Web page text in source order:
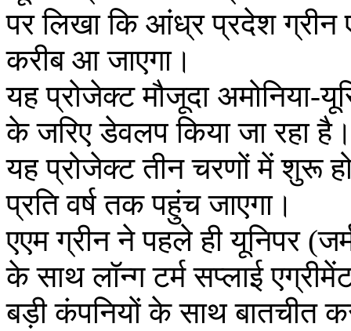
पर लिखा कि आंध्र प्रदेश
करीब आ जाएगा।
यह प्रोजेक्ट मौजूदा अमोनिया-
के जरिए डेवलप किया जा रहा
यह प्रोजेक्ट तीन चरणों में शुरू
प्रति वर्ष तक पहुंच जाएगा।
एएम ग्रीन ने पहले ही यूनिपर
के साथ लॉन्ग टर्म सप्लाई
बड़ी कंपनियों के साथ बातचीत